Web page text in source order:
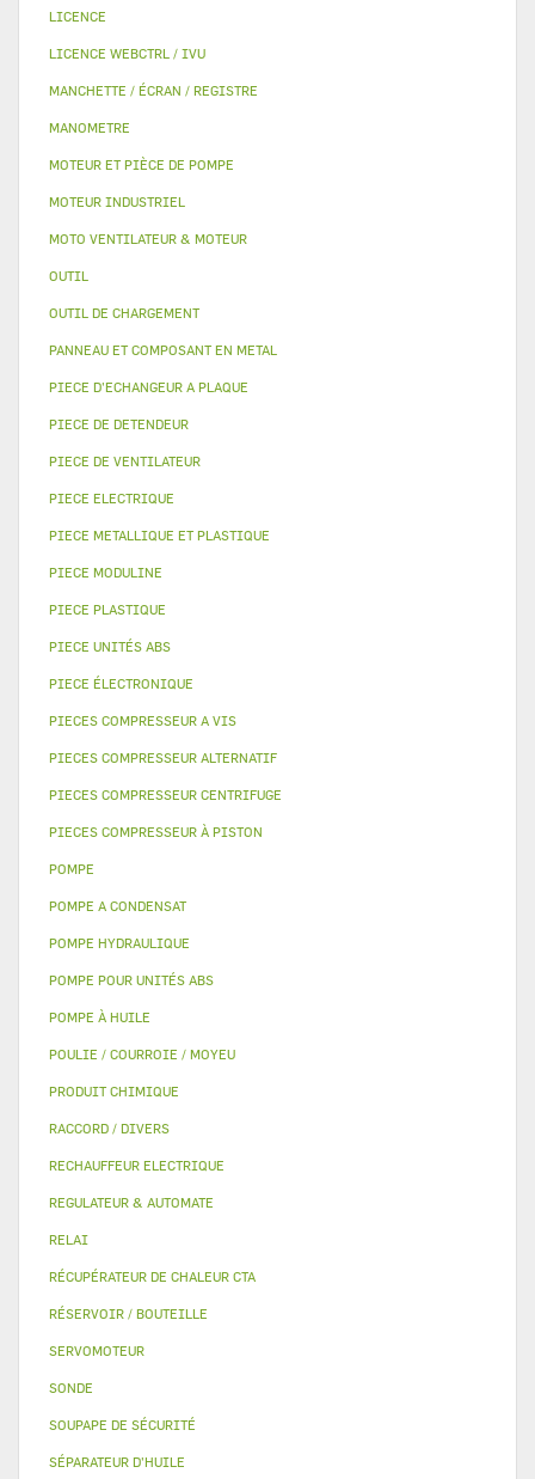
LICENCE
LICENCE WEBCTRL / IVU
MANCHETTE / ÉCRAN / REGISTRE
MANOMETRE
MOTEUR ET PIÈCE DE POMPE
MOTEUR INDUSTRIEL
MOTO VENTILATEUR & MOTEUR
OUTIL
OUTIL DE CHARGEMENT
PANNEAU ET COMPOSANT EN METAL
PIECE D'ECHANGEUR A PLAQUE
PIECE DE DETENDEUR
PIECE DE VENTILATEUR
PIECE ELECTRIQUE
PIECE METALLIQUE ET PLASTIQUE
PIECE MODULINE
PIECE PLASTIQUE
PIECE UNITÉS ABS
PIECE ÉLECTRONIQUE
PIECES COMPRESSEUR A VIS
PIECES COMPRESSEUR ALTERNATIF
PIECES COMPRESSEUR CENTRIFUGE
PIECES COMPRESSEUR À PISTON
POMPE
POMPE A CONDENSAT
POMPE HYDRAULIQUE
POMPE POUR UNITÉS ABS
POMPE À HUILE
POULIE / COURROIE / MOYEU
PRODUIT CHIMIQUE
RACCORD / DIVERS
RECHAUFFEUR ELECTRIQUE
REGULATEUR & AUTOMATE
RELAI
RÉCUPÉRATEUR DE CHALEUR CTA
RÉSERVOIR / BOUTEILLE
SERVOMOTEUR
SONDE
SOUPAPE DE SÉCURITÉ
SÉPARATEUR D'HUILE